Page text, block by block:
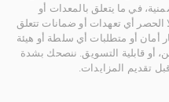
في ما يتعلق بالمعدات أو
الحصر أي تعهدات أو ضمانات تتعلق
أمان أو متطلبات أي سلطة أو هيئة
أو قابلية التسويق. ننصحك بشدة
تقديم المزايدات.